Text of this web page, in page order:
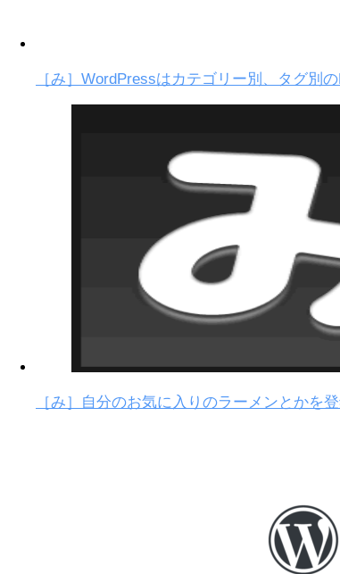
［み］WordPressはカテゴリー別、タグ別
［み］自分のお気に入りのラーメンとかを